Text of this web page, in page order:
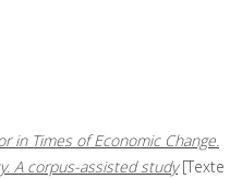
in Times of Economic Change.
A corpus-assisted study [Texte